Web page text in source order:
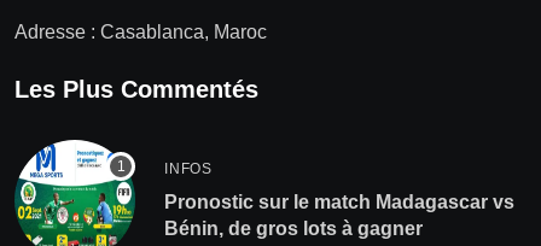
Adresse : Casablanca, Maroc
Les Plus Commentés
INFOS
Pronostic sur le match Madagascar vs
Bénin, de gros lots à gagner